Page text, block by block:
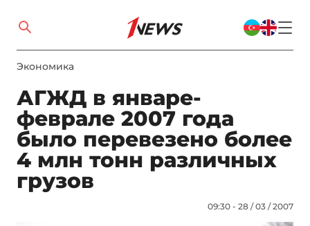
Экономика
АГЖД в январе-
феврале 2007 года
было перевезено более
4 млн тонн различных
грузов
09:30 - 28 / 03 / 2007